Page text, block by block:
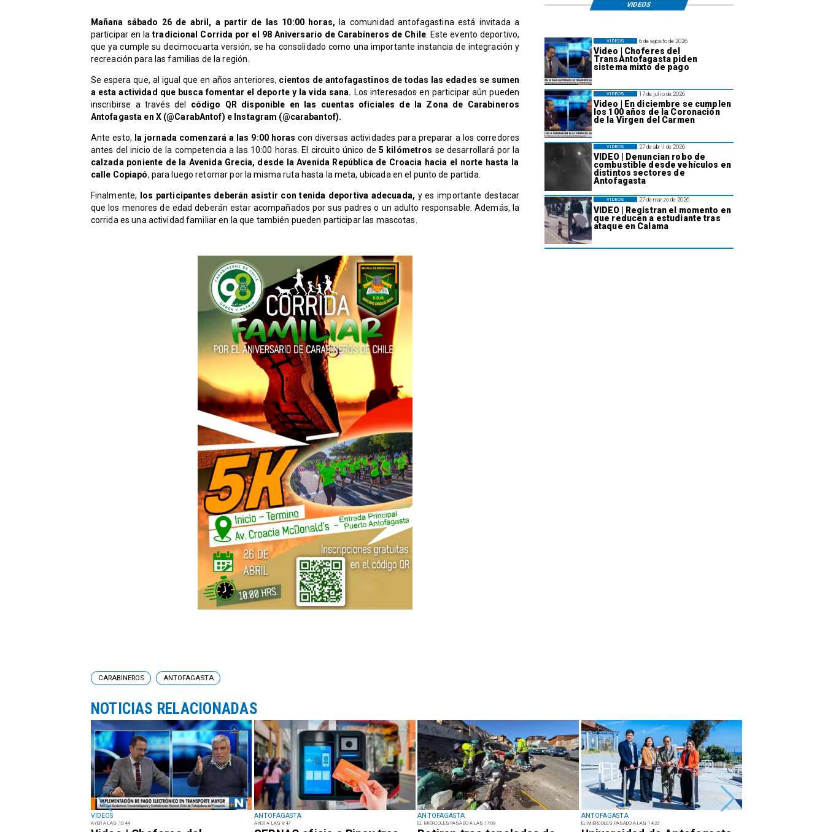
Mañana sábado 26 de abril, a partir de las 10:00 horas,
la comunidad antofagastina está invitada a
participar en latradicional Corrida por el 98 Aniversario de Carabineros de Chile. Este evento deportivo,
que ya cumple su decimocuarta versión, se ha consolidado como una importante instancia de integración y
recreación para las familias de la región.
Se espera que, al igual que en años anteriores, cientos de antofagastinos de todas las edades se sumen
a esta actividad que busca fomentar el deporte y la vida sana. Los interesados en participar aún pueden
inscribirse a través del
código QR disponible en las cuentas oficiales de la Zona de Carabineros
Antofagasta en X (@CarabAntof) e Instagram (@carabantof).
Ante esto, la jornada comenzará a las 9:00 horascon diversas actividades para preparar a los corredores
antes del inicio de la competencia a las 10:00 horas. El circuito único de 5 kilómetros se desarrollará por la
calzada poniente de la Avenida Grecia, desde la Avenida República de Croacia hacia el norte hasta la
calle Copiapó, para luego retornar por la misma ruta hasta la meta, ubicada en el punto de partida.
Finalmente, los participantes deberán asistir con tenida deportiva adecuada, y es importante destacar
que los menores de edad deberán estar acompañados por sus padres o un adulto responsable. Además, la
corrida es una actividad familiar en la que también pueden participar las mascotas.
VIDEOS
6 de agosto de 2026
Video | Choferes del
TransAntofagasta piden
sistema mixto de pago
VIDEOS
17 de julio de 2026
Video | En diciembre se cumplen
los 100 años de la Coronación
de la Virgen del Carmen
VIDEOS
27 de abril de 2026
VIDEO | Denuncian robo de
combustible desde vehículos en
distintos sectores de
Antofagasta
VIDEOS
27 de marzo de 2026
VIDEO | Registran el momento en
que reducen a estudiante tras
ataque en Calama
VIDEOS
VIDEOS
AYER A LAS 10:44
ANTOFAGASTA
AYER A LAS 9:47
ANTOFAGASTA
EL MIÉRCOLES PASADO A LAS 17:09
ANTOFAGASTA
EL MIÉRCOLES PASADO A LAS 14:22
CARABINEROS ANTOFAGASTA
NOTICIAS RELACIONADAS